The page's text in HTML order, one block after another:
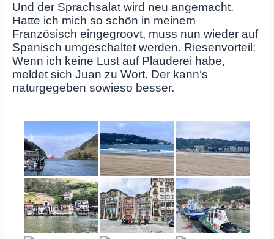
Und der Sprachsalat wird neu angemacht.
Hatte ich mich so schön in meinem
Französisch eingegroovt, muss nun wieder auf
Spanisch umgeschaltet werden. Riesenvorteil:
Wenn ich keine Lust auf Plauderei habe,
meldet sich Juan zu Wort. Der kann‘s
naturgegeben sowieso besser.